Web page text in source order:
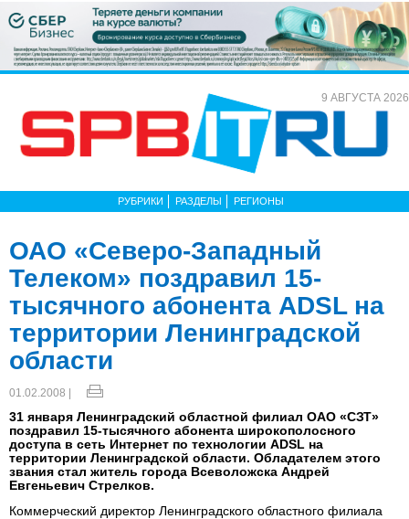
9 АВГУСТА 2026
РУБРИКИ РАЗДЕЛЫ РЕГИОНЫ
ОАО «Северо-Западный
Телеком» поздравил 15-
тысячного абонента ADSL на
территории Ленинградской
области
01.02.2008 |
31 января Ленинградский областной филиал ОАО «СЗТ»
поздравил 15-тысячного абонента широкополосного
доступа в сеть Интернет по технологии ADSL на
территории Ленинградской области. Обладателем этого
звания стал житель города Всеволожска Андрей
Евгеньевич Стрелков.
Коммерческий директор Ленинградского областного филиала